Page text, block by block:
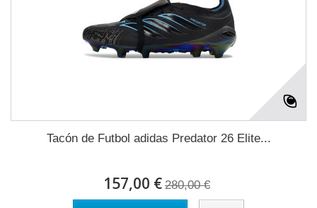
Tacón de Futbol adidas Predator 26 Elite...
157,00 € 280,00 €